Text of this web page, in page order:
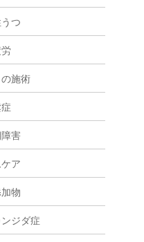
つ
施術
害
ア
物
ジダ症